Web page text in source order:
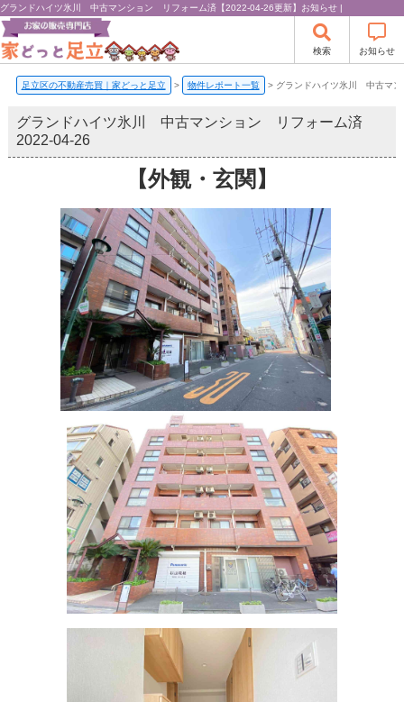
グランドハイツ氷川 中古マンション リフォーム済【2022-04-26更新】お知らせ |
検索 お知らせ
足立区の不動産売買｜家どっと足立 > 物件レポート一覧 > グランドハイツ氷川 中古マ
グランドハイツ氷川 中古マンション リフォーム済
2022-04-26
【外観・玄関】